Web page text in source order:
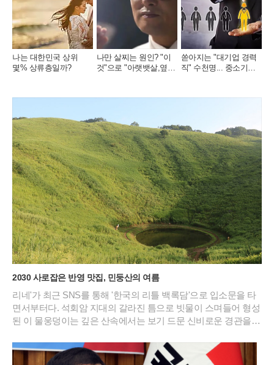
나는 대한민국 상위
몇% 상류층일까?
나만 살찌는 원인? "이
것"으로 "아랫뱃살,옆구
쏟아지는 "대기업 경력
직" 수천명... 중소기업
2030 사로잡은 반영 맛집, 민둥산의 여름
리네'가 최근 SNS를 통해 '한국의 리틀 백록담'으로 입소문을 타
면서부터다. 석회암 지대의 갈라진 틈으로 빗물이 스며들어 형성
된 이 물웅덩이는 깊은 산속에서는 보기 드문 신비로운 경관을
섭씨 20도 안팎의 서늘한 기온을 유지하며 피서객들에게 새로운
트레킹 성지로 급부상했다.민둥산 돌리네의 가장 큰 매력은 주변